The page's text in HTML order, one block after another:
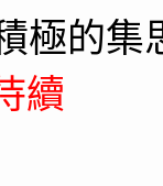
極的集
續